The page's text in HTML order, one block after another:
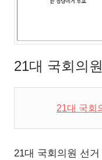
21대 국회의
21대 국회
21대 국회의원 선